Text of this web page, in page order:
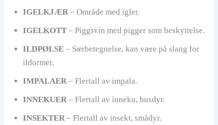
IGELKJÆR– Område med igler.
IGELKOTT– Piggsvin med pigger som beskyttelse.
ILDPØLSE– Særbetegnelse, kan være på slang for
ildormer.
IMPALAER– Flertall av impala.
INNEKUER– Flertall av inneku, husdyr.
INSEKTER– Flertall av insekt, smådyr.